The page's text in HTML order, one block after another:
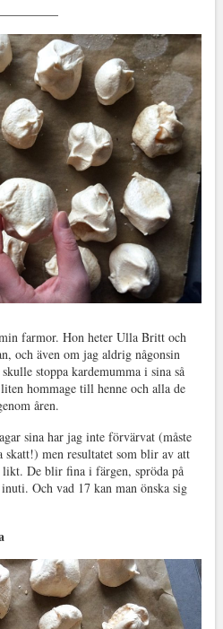
farmor. Hon heter Ulla Britt och
och även om jag aldrig någonsin
stoppa kardemumma i sina så
hommage till henne och alla de
åren.
sina har jag inte förvärvat (måste
skatt!) men resultatet som blir av att
likt. De blir fina i färgen, spröda på
Och vad 17 kan man önska sig